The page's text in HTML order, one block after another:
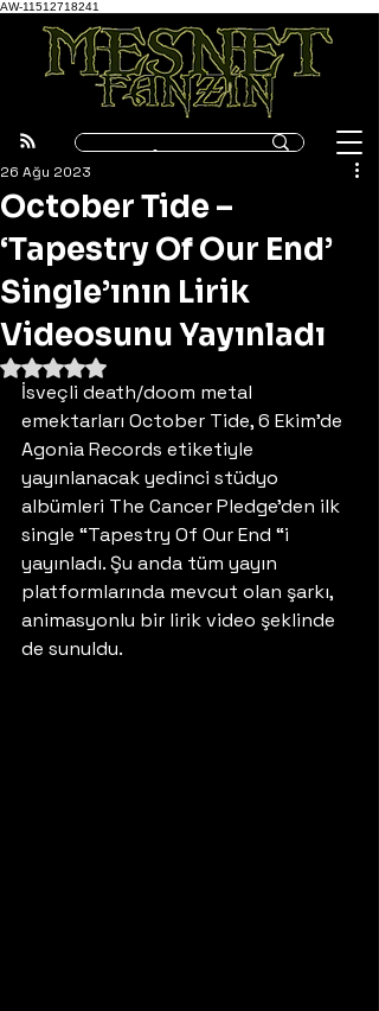
AW-11512718241
October Tide –
‘Tapestry Of Our End’
Single’ının Lirik
Videosunu Yayınladı
26 Ağu 2023
5 üzerinden NaN yıldız
İsveçli death/doom metal
emektarları October Tide, 6 Ekim’de
Agonia Records etiketiyle
yayınlanacak yedinci stüdyo
albümleri The Cancer Pledge’den ilk
single “Tapestry Of Our End “i
yayınladı. Şu anda tüm yayın
platformlarında mevcut olan şarkı,
animasyonlu bir lirik video şeklinde
de sunuldu.